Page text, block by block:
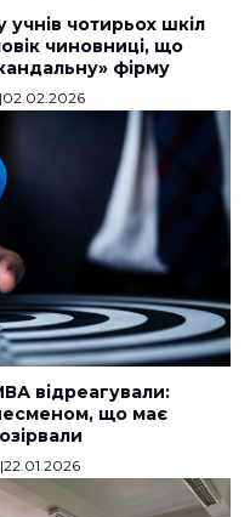
чотирьох шкіл
чиновниці, що
фірму
|02.02.2026
відреагували:
що має
|22.01.2026